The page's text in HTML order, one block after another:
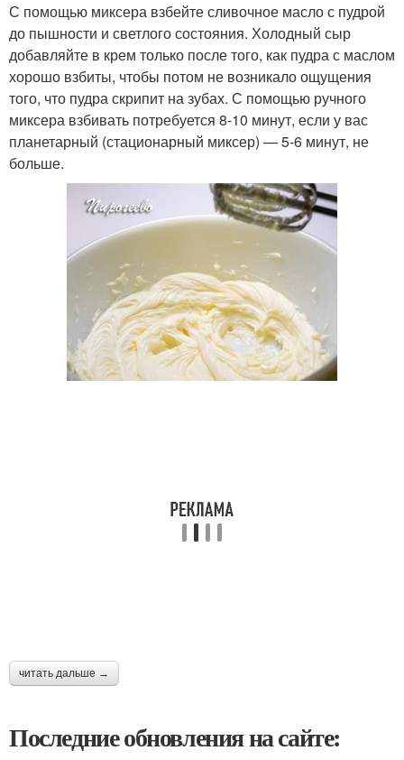
С помощью миксера взбейте сливочное масло с пудрой
до пышности и светлого состояния. Холодный сыр
добавляйте в крем только после того, как пудра с маслом
хорошо взбиты, чтобы потом не возникало ощущения
того, что пудра скрипит на зубах. С помощью ручного
миксера взбивать потребуется 8-10 минут, если у вас
планетарный (стационарный миксер) — 5-6 минут, не
больше.
читать дальше →
Последние обновления на сайте: